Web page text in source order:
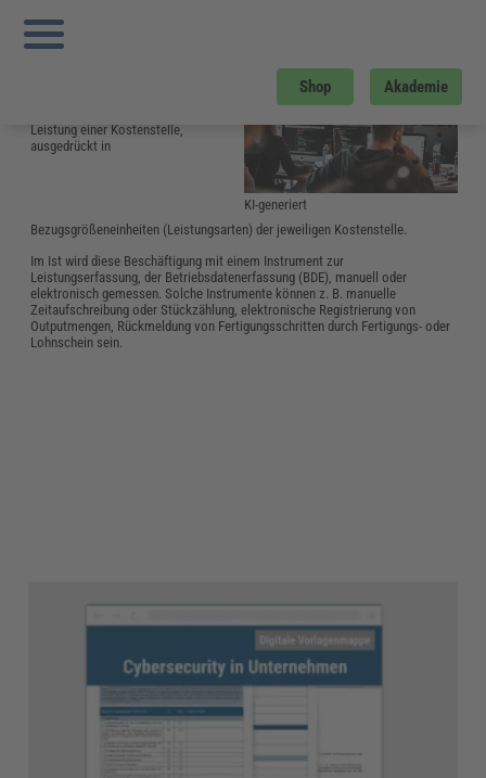
Shop Akademie
Sie sind hier:
Beschäftigung
KI-generiert
Leistung einer Kostenstelle,
ausgedrückt in
Bezugsgrößeneinheiten (Leistungsarten) der jeweiligen Kostenstelle.
Im Ist wird diese Beschäftigung mit einem Instrument zur
Leistungserfassung, der Betriebsdatenerfassung (BDE), manuell oder
elektronisch gemessen. Solche Instrumente können z. B. manuelle
Zeitaufschreibung oder Stückzählung, elektronische Registrierung von
Outputmengen, Rückmeldung von Fertigungsschritten durch Fertigungs- oder
Lohnschein sein.